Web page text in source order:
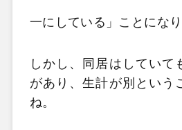
一にしている」ことになり
しかし、同居はしていて
があり、生計が別という
ね。